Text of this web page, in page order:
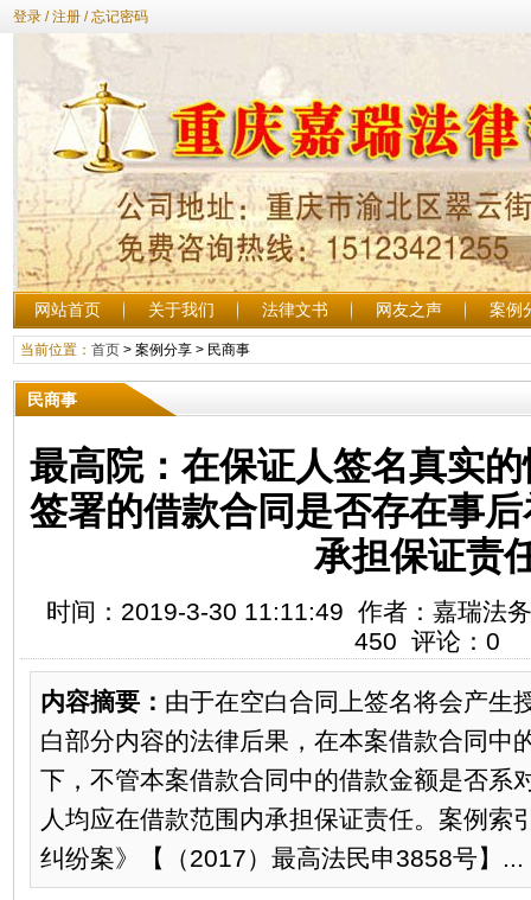
登录/注册/忘记密码
网站首页 关于我们 法律文书 网友之声 案例
当前位置： 首页> 案例分享> 民商事
民商事
最高院：在保证人签名真实
签署的借款合同是否存在事
承担保证责
时间：2019-3-30 11:11:49 作者：嘉瑞法
450 评论：0
内容摘要： 由于在空白合同上签名将会产生
白部分内容的法律后果，在本案借款合同中
下，不管本案借款合同中的借款金额是否系
人均应在借款范围内承担保证责任。案例索
纠纷案》【（2017）最高法民申3858号】...